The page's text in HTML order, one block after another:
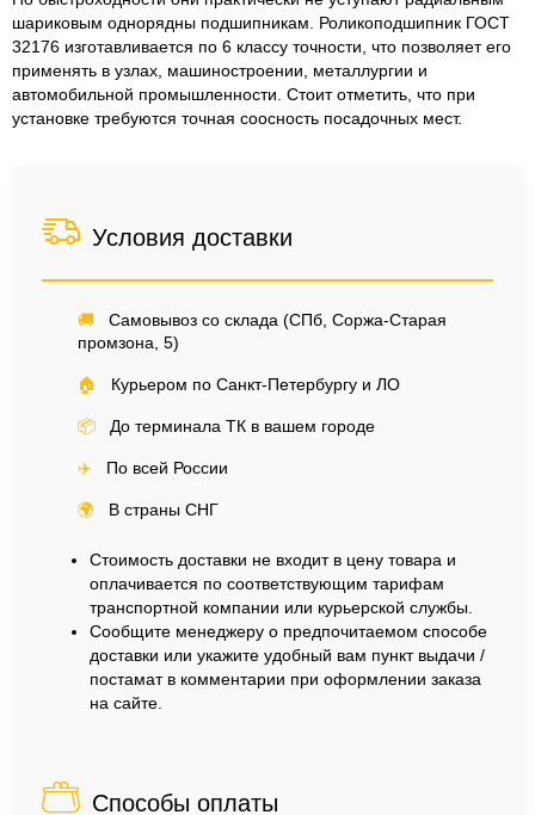
шариковым однорядны подшипникам. Роликоподшипник ГОСТ
32176 изготавливается по 6 классу точности, что позволяет его
применять в узлах, машиностроении, металлургии и
автомобильной промышленности. Стоит отметить, что при
установке требуются точная соосность посадочных мест.
Условия доставки
🚚
Самовывоз со склада (СПб, Соржа-Старая
промзона, 5)
🏠 Курьером по Санкт-Петербургу и ЛО
📦 До терминала ТК в вашем городе
✈️ По всей России
🌍 В страны СНГ
Стоимость доставки не входит в цену товара и
оплачивается по соответствующим тарифам
транспортной компании или курьерской службы.
Сообщите менеджеру о предпочитаемом способе
доставки или укажите удобный вам пункт выдачи /
постамат в комментарии при оформлении заказа
на сайте.
Способы оплаты